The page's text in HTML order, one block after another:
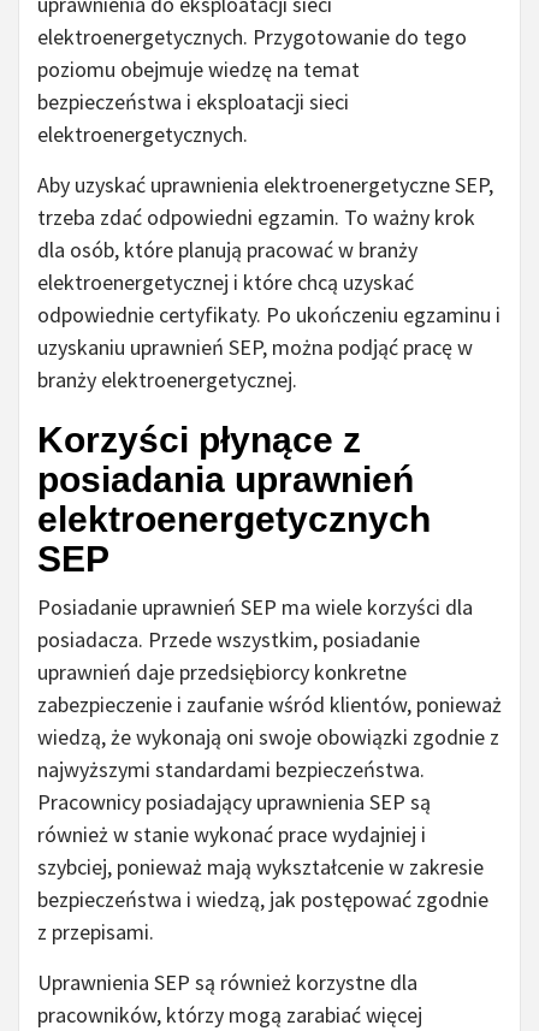
elektroenergetycznych. Przygotowanie do tego
poziomu obejmuje wiedzę na temat
bezpieczeństwa i eksploatacji sieci
elektroenergetycznych.
Aby uzyskać uprawnienia elektroenergetyczne SEP,
trzeba zdać odpowiedni egzamin. To ważny krok
dla osób, które planują pracować w branży
elektroenergetycznej i które chcą uzyskać
odpowiednie certyfikaty. Po ukończeniu egzaminu i
uzyskaniu uprawnień SEP, można podjąć pracę w
branży elektroenergetycznej.
Korzyści płynące z
posiadania uprawnień
elektroenergetycznych
SEP
Posiadanie uprawnień SEP ma wiele korzyści dla
posiadacza. Przede wszystkim, posiadanie
uprawnień daje przedsiębiorcy konkretne
zabezpieczenie i zaufanie wśród klientów, ponieważ
wiedzą, że wykonają oni swoje obowiązki zgodnie z
najwyższymi standardami bezpieczeństwa.
Pracownicy posiadający uprawnienia SEP są
również w stanie wykonać prace wydajniej i
szybciej, ponieważ mają wykształcenie w zakresie
bezpieczeństwa i wiedzą, jak postępować zgodnie
z przepisami.
Uprawnienia SEP są również korzystne dla
pracowników, którzy mogą zarabiać więcej